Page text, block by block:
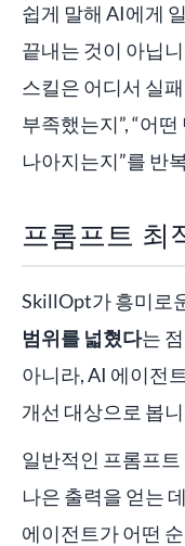
쉽게 말해 AI에게
끝내는 것이 아닙
스킬은 어디서 실
부족했는지”, “어
나아지는지”를 반
프롬프트 최
SkillOpt가 흥미로
범위를 넓혔다는
아니라, AI 에이전
개선 대상으로 봅
일반적인 프롬프
나은 출력을 얻는
에이전트가 어떤